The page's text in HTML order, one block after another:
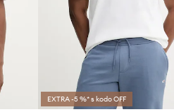
EXTRA -5 %* s kodo OFF